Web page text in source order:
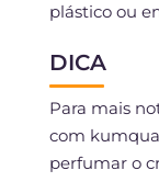
plástico ou
depois de
consistência.
A massa
em filme
DICA
Para mais
com
perfumar o